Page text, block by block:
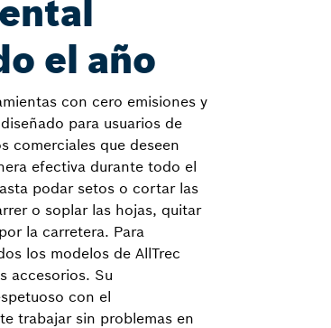
el año
con cero emisiones y
para usuarios de
comerciales que deseen
efectiva durante todo el
podar setos o cortar las
o soplar las hojas, quitar
la carretera. Para
los modelos de AllTrec
accesorios. Su
con el
trabajar sin problemas en